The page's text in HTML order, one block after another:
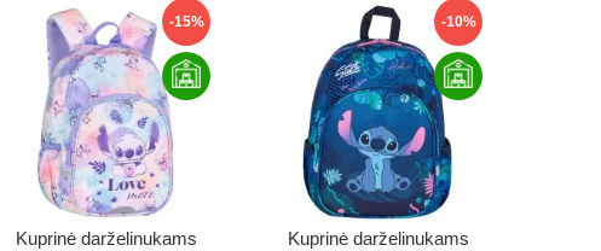
-15%
Kuprinė darželinukams
-10%
Kuprinė darželinukams